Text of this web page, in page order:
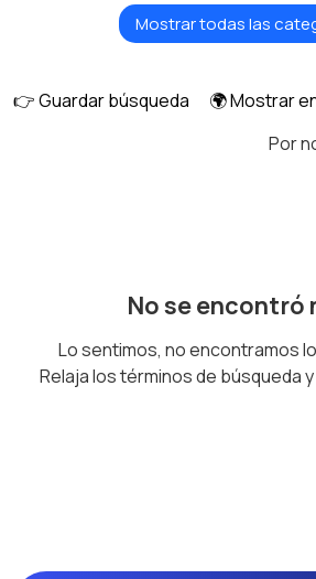
Apartamento alquilerMostrar todas las
👉 Guardar búsqueda
🌍 Mostrar
Por
No se encontró
Lo sentimos, no encontramos
Relaja los términos de búsqueda